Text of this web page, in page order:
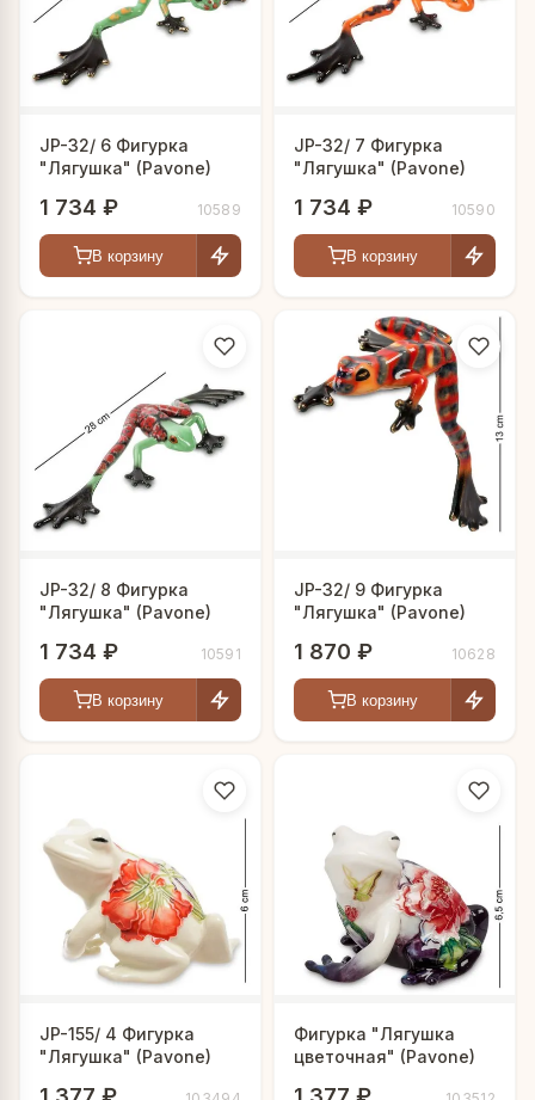
JP-32/ 6 Фигурка
"Лягушка" (Pavone)
1 734 ₽ 10589
В корзину
JP-32/ 7 Фигурка
"Лягушка" (Pavone)
1 734 ₽ 10590
В корзину
JP-32/ 8 Фигурка
"Лягушка" (Pavone)
1 734 ₽ 10591
В корзину
JP-32/ 9 Фигурка
"Лягушка" (Pavone)
1 870 ₽ 10628
В корзину
JP-155/ 4 Фигурка
"Лягушка" (Pavone)
Фигурка "Лягушка
цветочная" (Pavone)